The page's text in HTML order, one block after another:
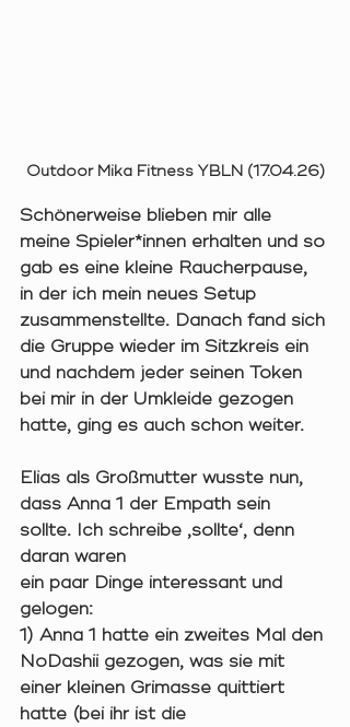
Outdoor Mika Fitness YBLN (17.04.26)
Schönerweise blieben mir alle
meine Spieler*innen erhalten und so
gab es eine kleine Raucherpause,
in der ich mein neues Setup
zusammenstellte. Danach fand sich
die Gruppe wieder im Sitzkreis ein
und nachdem jeder seinen Token
bei mir in der Umkleide gezogen
hatte, ging es auch schon weiter.
Elias als Großmutter wusste nun,
dass Anna 1 der Empath sein
sollte. Ich schreibe ‚sollte‘, denn
daran waren
ein paar Dinge interessant und
gelogen:
1) Anna 1 hatte ein zweites Mal den
NoDashii gezogen, was sie mit
einer kleinen Grimasse quittiert
hatte (bei ihr ist die